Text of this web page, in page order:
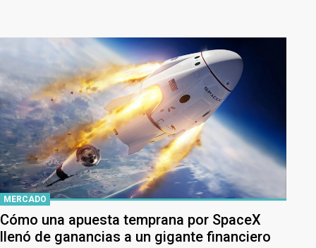
MERCADO
Cómo una apuesta temprana por SpaceX
llenó de ganancias a un gigante financiero